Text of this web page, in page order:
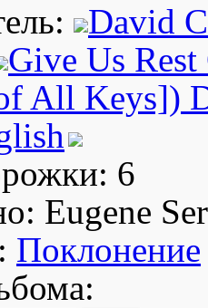
David
Give Us
All Keys])
6
Eugene
Поклонение